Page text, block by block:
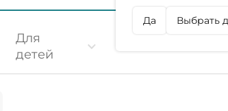
Да Выбрать
Для
детей